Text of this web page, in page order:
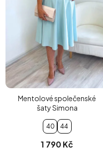
Mentolové společenské
šaty Simona
40 44
1 790 Kč